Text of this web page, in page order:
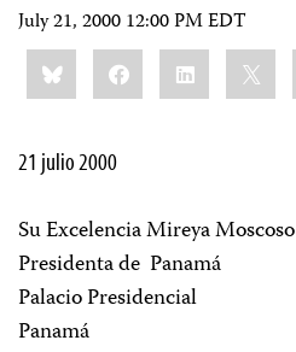
July 21, 2000 12:00 PM EDT
Share
this:BlueskyFacebookLinkedIn
21 julio 2000
Su Excelencia Mireya Moscoso
Presidenta de Panamá
Palacio Presidencial
Panamá